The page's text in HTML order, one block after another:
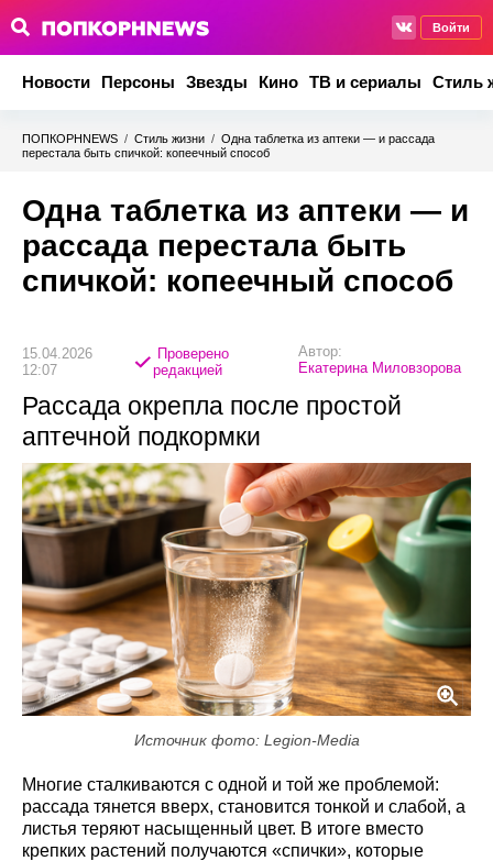
Войти
Новости Персоны Звезды Кино ТВ и сериалы Стиль
ПОПКОРНNEWS / Стиль жизни / Одна таблетка из аптеки — и рассада
перестала быть спичкой: копеечный способ
Одна таблетка из аптеки — и
рассада перестала быть
спичкой: копеечный способ
15.04.2026
12:07
Проверено
редакцией
Автор:
Екатерина Миловзорова
Рассада окрепла после простой
аптечной подкормки
Источник фото: Legion-Media
Многие сталкиваются с одной и той же проблемой:
рассада тянется вверх, становится тонкой и слабой, а
листья теряют насыщенный цвет. В итоге вместо
крепких растений получаются «спички», которые